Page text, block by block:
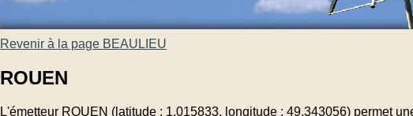
Revenir à la page BEAULIEU
ROUEN
L'émetteur ROUEN (latitude : 1.015833, longitude : 49.343056) permet